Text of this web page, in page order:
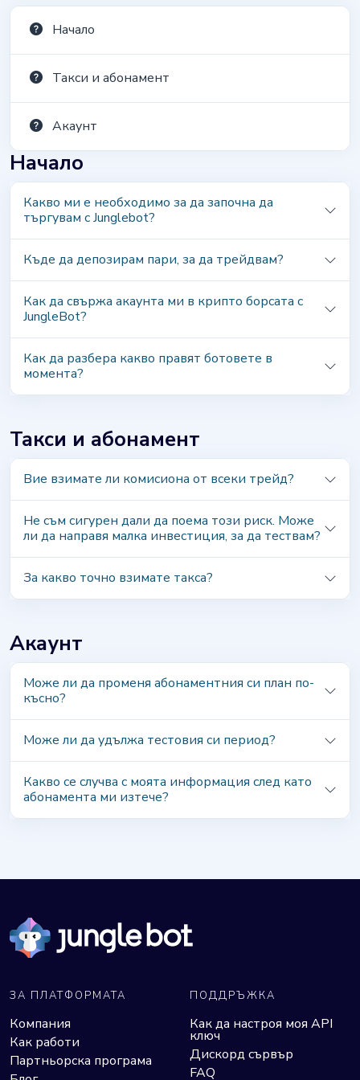
Начало
Такси и абонамент
Акаунт
Начало
Какво ми е необходимо за да започна да
търгувам с Junglebot?
Къде да депозирам пари, за да трейдвам?
Как да свържа акаунта ми в крипто борсата с
JungleBot?
Как да разбера какво правят ботовете в
момента?
Такси и абонамент
Вие взимате ли комисиона от всеки трейд?
Не съм сигурен дали да поема този риск. Може
ли да направя малка инвестиция, за да тествам?
За какво точно взимате такса?
Акаунт
Може ли да променя абонаментния си план по-
късно?
Може ли да удължа тестовия си период?
Какво се случва с моята информация след като
абонамента ми изтече?
ЗА ПЛАТФОРМАТА
Компания
Как работи
Партньорска програма
ПОДДРЪЖКА
Как да настроя моя API
ключ
Дискорд сървър
FAQ